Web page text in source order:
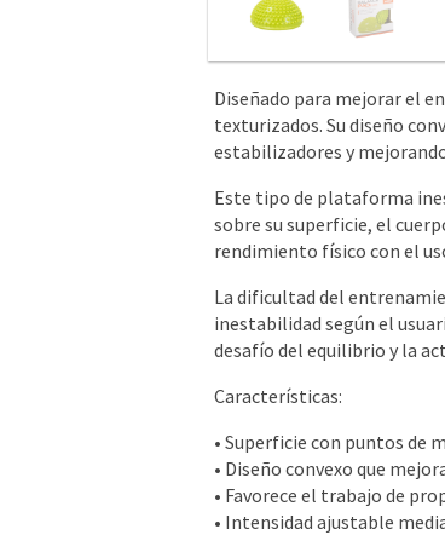
Diseñado para mejorar el
texturizados. Su diseño
estabilizadores y
Este tipo de plataforma
sobre su superficie, el
rendimiento físico con el
La dificultad del
inestabilidad según el
desafío del equilibrio y la
Características:
• Superficie con puntos de
• Diseño convexo que
• Favorece el trabajo de
• Intensidad ajustable